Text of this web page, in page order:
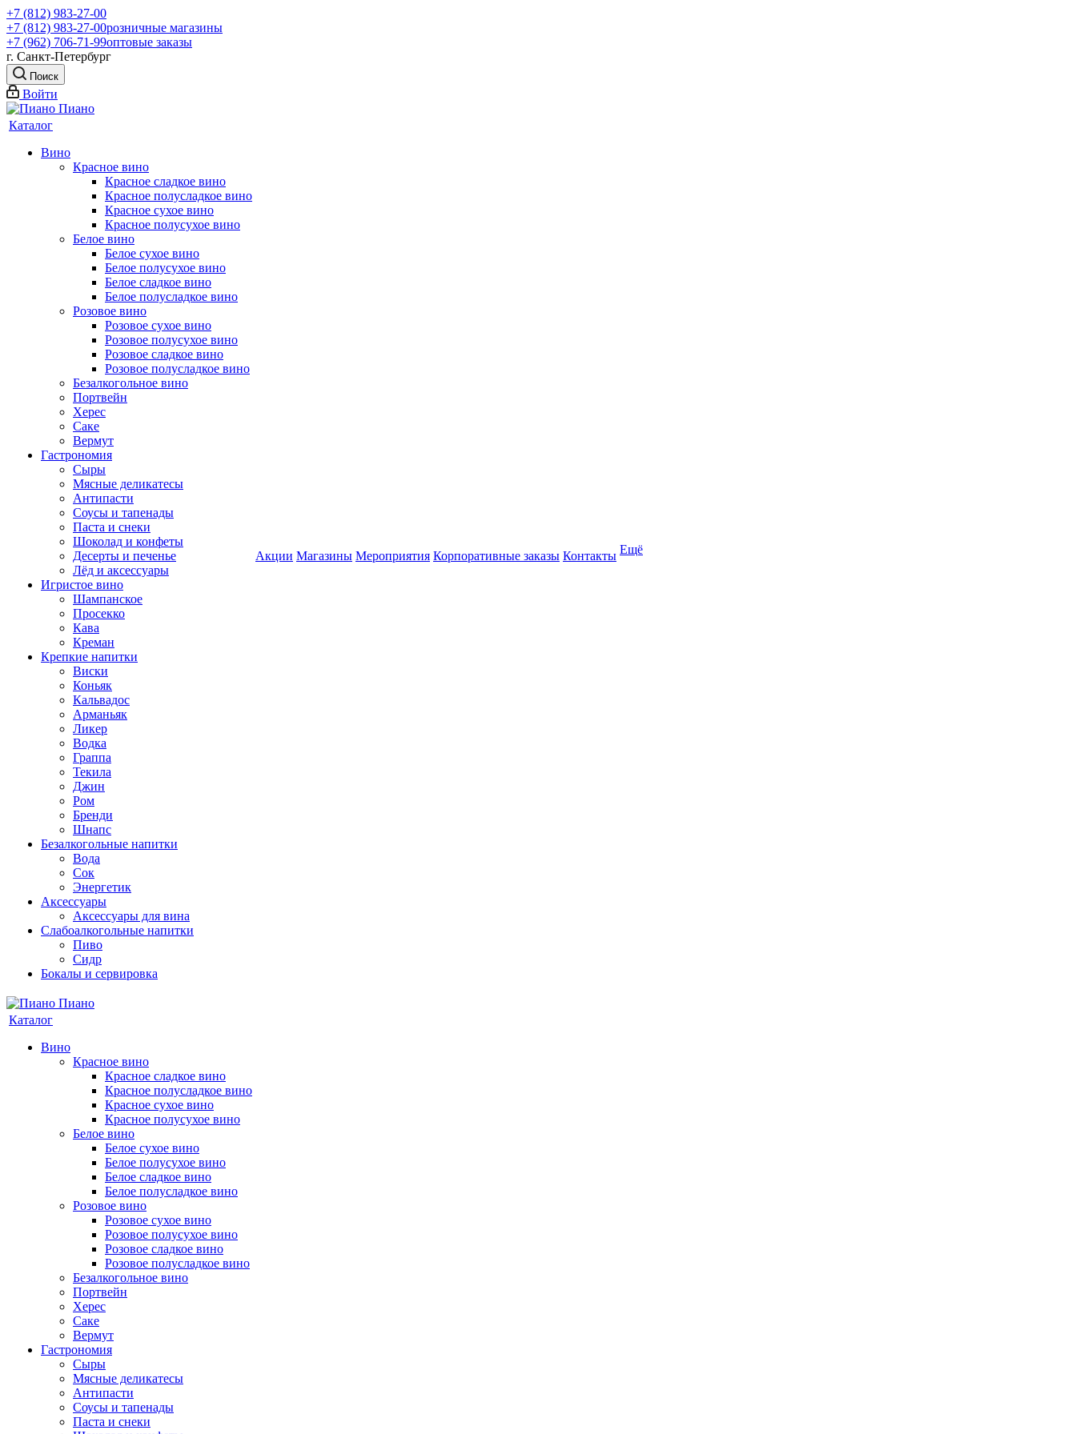
+7 (812) 983-27-00
+7 (812) 983-27-00розничные магазины
+7 (962) 706-71-99оптовые заказы
г. Санкт-Петербург
Поиск
Войти
Каталог
Вино
Красное вино
Красное сладкое вино
Красное полусладкое вино
Красное сухое вино
Красное полусухое вино
Белое вино
Белое сухое вино
Белое полусухое вино
Белое сладкое вино
Белое полусладкое вино
Розовое вино
Розовое сухое вино
Розовое полусухое вино
Розовое сладкое вино
Розовое полусладкое вино
Безалкогольное вино
Портвейн
Херес
Саке
Вермут
Гастрономия
Сыры
Мясные деликатесы
Антипасти
Соусы и тапенады
Паста и снеки
Шоколад и конфеты
Десерты и печенье
Лёд и аксессуары
Игристое вино
Шампанское
Просекко
Кава
Креман
Крепкие напитки
Виски
Коньяк
Кальвадос
Арманьяк
Ликер
Водка
Граппа
Текила
Джин
Ром
Бренди
Шнапс
Безалкогольные напитки
Вода
Сок
Энергетик
Аксессуары
Аксессуары для вина
Слабоалкогольные напитки
Пиво
Сидр
Бокалы и сервировка
Акции Магазины Мероприятия Корпоративные заказы Контакты Ещё
Каталог
Вино
Красное вино
Красное сладкое вино
Красное полусладкое вино
Красное сухое вино
Красное полусухое вино
Белое вино
Белое сухое вино
Белое полусухое вино
Белое сладкое вино
Белое полусладкое вино
Розовое вино
Розовое сухое вино
Розовое полусухое вино
Розовое сладкое вино
Розовое полусладкое вино
Безалкогольное вино
Портвейн
Херес
Саке
Вермут
Гастрономия
Сыры
Мясные деликатесы
Антипасти
Соусы и тапенады
Паста и снеки